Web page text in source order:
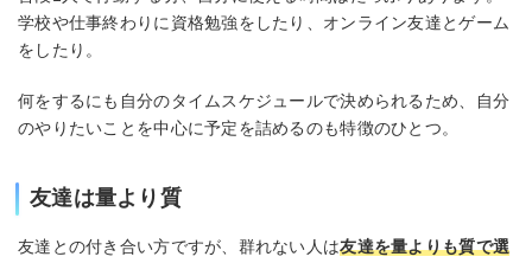
学校や仕事終わりに資格勉強をしたり、オンライン友達とゲーム
をしたり。
何をするにも自分のタイムスケジュールで決められるため、自分
のやりたいことを中心に予定を詰めるのも特徴のひとつ。
友達は量より質
友達との付き合い方ですが、群れない人は友達を量よりも質で選